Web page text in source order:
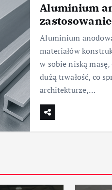
Aluminium
Aluminium
materiałów
w sobie niską
dużą trwałość, co
architekturze,…